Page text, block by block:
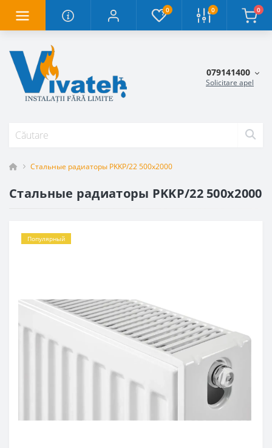
0 0 0
079141400
Solicitare apel
Стальные радиаторы PKKP/22 500x2000
Стальные радиаторы PKKP/22 500x2000
Популярный